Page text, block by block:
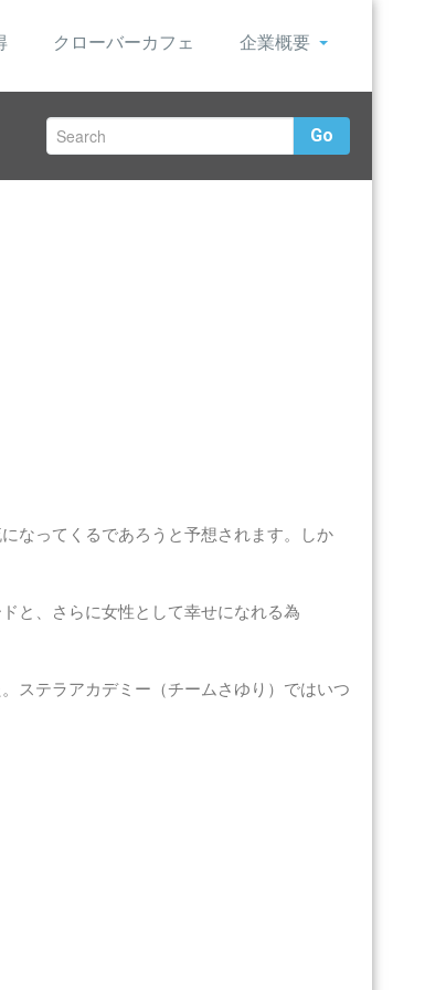
クローバーカフェ 企業概要
Go
なってくるであろうと予想されます。しか
と、さらに女性として幸せになれる為
ステラアカデミー（チームさゆり）ではいつ